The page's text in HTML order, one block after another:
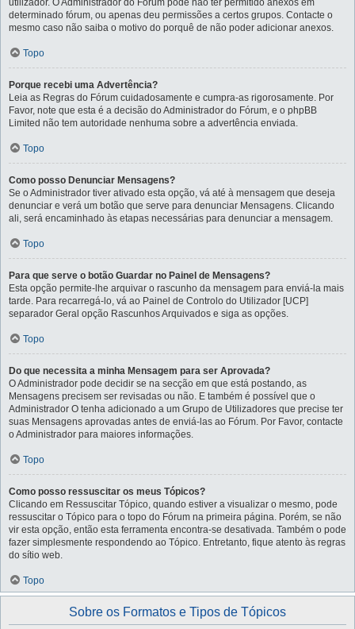
utilizador. O Administrador do Fórum pode não ter permitido anexos em
determinado fórum, ou apenas deu permissões a certos grupos. Contacte o
mesmo caso não saiba o motivo do porquê de não poder adicionar anexos.
Topo
Porque recebi uma Advertência?
Leia as Regras do Fórum cuidadosamente e cumpra-as rigorosamente. Por
Favor, note que esta é a decisão do Administrador do Fórum, e o phpBB
Limited não tem autoridade nenhuma sobre a advertência enviada.
Topo
Como posso Denunciar Mensagens?
Se o Administrador tiver ativado esta opção, vá até à mensagem que deseja
denunciar e verá um botão que serve para denunciar Mensagens. Clicando
ali, será encaminhado às etapas necessárias para denunciar a mensagem.
Topo
Para que serve o botão Guardar no Painel de Mensagens?
Esta opção permite-lhe arquivar o rascunho da mensagem para enviá-la mais
tarde. Para recarregá-lo, vá ao Painel de Controlo do Utilizador [UCP]
separador Geral opção Rascunhos Arquivados e siga as opções.
Topo
Do que necessita a minha Mensagem para ser Aprovada?
O Administrador pode decidir se na secção em que está postando, as
Mensagens precisem ser revisadas ou não. E também é possível que o
Administrador O tenha adicionado a um Grupo de Utilizadores que precise ter
suas Mensagens aprovadas antes de enviá-las ao Fórum. Por Favor, contacte
o Administrador para maiores informações.
Topo
Como posso ressuscitar os meus Tópicos?
Clicando em Ressuscitar Tópico, quando estiver a visualizar o mesmo, pode
ressuscitar o Tópico para o topo do Fórum na primeira página. Porém, se não
vir esta opção, então esta ferramenta encontra-se desativada. Também o pode
fazer simplesmente respondendo ao Tópico. Entretanto, fique atento às regras
do sítio web.
Topo
Sobre os Formatos e Tipos de Tópicos